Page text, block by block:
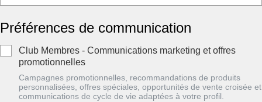
Préférences de communication
Club Membres - Communications marketing et offres
promotionnelles
Campagnes promotionnelles, recommandations de produits
personnalisées, offres spéciales, opportunités de vente croisée et
communications de cycle de vie adaptées à votre profil.